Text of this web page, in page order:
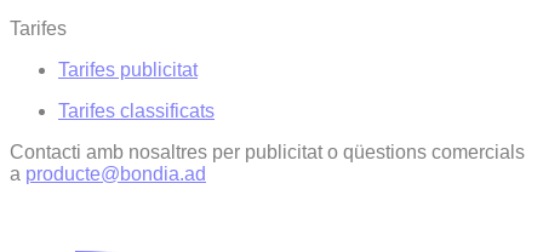
Tarifes
Tarifes publicitat
Tarifes classificats
Contacti amb nosaltres per publicitat o qüestions comercials
a producte@bondia.ad